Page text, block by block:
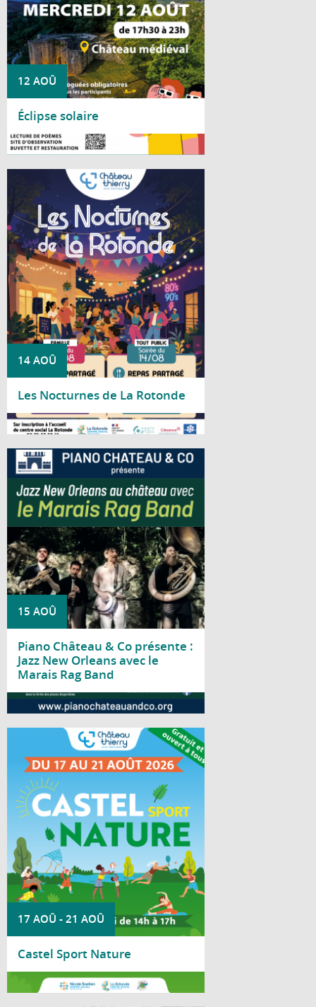
12 AOÛ
Éclipse solaire
Lire la suite
14 AOÛ
Les Nocturnes de La Rotonde
Cet été, le Centre social La Rotonde vous
invite à partager deux soirées conviviales
placées sous le signe de la bonne humeur
et de la musique.
Lire la suite
15 AOÛ
Piano Château & Co présente :
Jazz New Orleans avec le
Marais Rag Band
Piano Château & Co vous invite à découvrir
le Marais Rag Band pour un concert
consacré au jazz traditionnel de La
Nouvelle-Orléans.
Lire la suite
17 AOÛ -21 AOÛ
Castel Sport Nature
Du 17 au 21 août 2026, le parc Saint-
Joseph accueille la deuxième édition de
Castel Sport Nature.
Lire la suite